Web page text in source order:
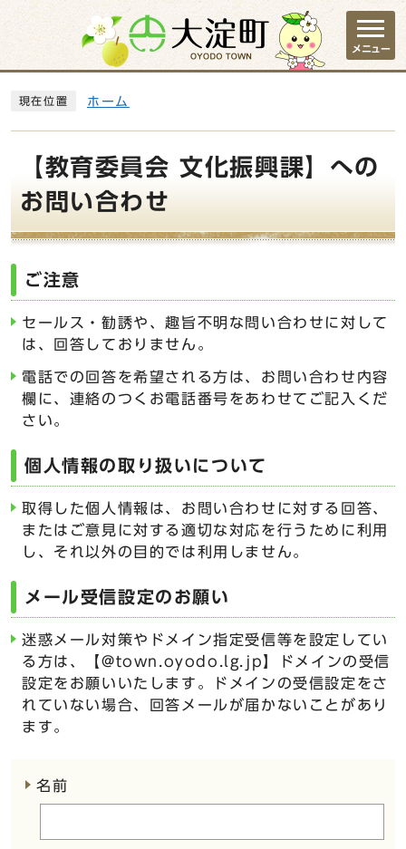
ページの先頭です
メニュー
現在位置 ホーム
【教育委員会 文化振興課】への
お問い合わせ
ご注意
セールス・勧誘や、趣旨不明な問い合わせに対して
は、回答しておりません。
電話での回答を希望される方は、お問い合わせ内容
欄に、連絡のつくお電話番号をあわせてご記入くだ
さい。
個人情報の取り扱いについて
取得した個人情報は、お問い合わせに対する回答、
またはご意見に対する適切な対応を行うために利用
し、それ以外の目的では利用しません。
メール受信設定のお願い
迷惑メール対策やドメイン指定受信等を設定してい
る方は、【@town.oyodo.lg.jp】ドメインの受信
設定をお願いいたします。ドメインの受信設定をさ
れていない場合、回答メールが届かないことがあり
ます。
名前